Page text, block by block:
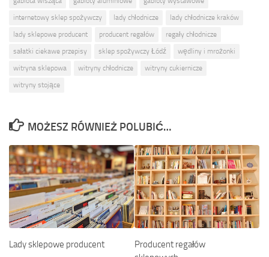
internetowy sklep spożywczy
lady chłodnicze
lady chłodnicze kraków
lady sklepowe producent
producent regałów
regały chłodnicze
sałatki ciekawe przepisy
sklep spożywczy Łódź
wędliny i mrożonki
witryna sklepowa
witryny chłodnicze
witryny cukiernicze
witryny stojące
MOŻESZ RÓWNIEŻ POLUBIĆ…
Lady sklepowe producent
Producent regałów